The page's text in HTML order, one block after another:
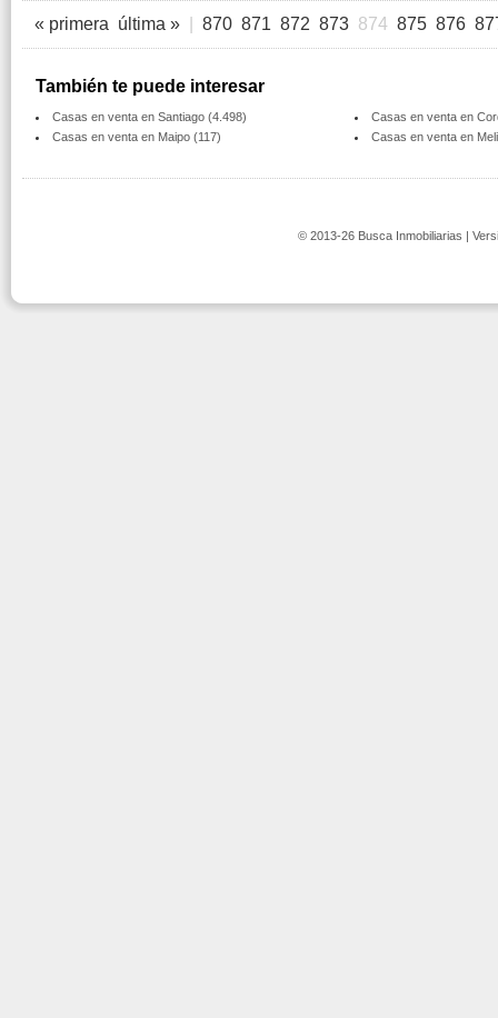
« primera última » 870 871 872 873 874 875 876
También te puede interesar
Casas en venta en Santiago (4.498)
Casas en venta en
Casas en venta en Maipo (117)
Casas en venta en
© 2013-26 Busca Inmobiliarias |